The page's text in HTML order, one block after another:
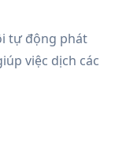
tự động phát
việc dịch các